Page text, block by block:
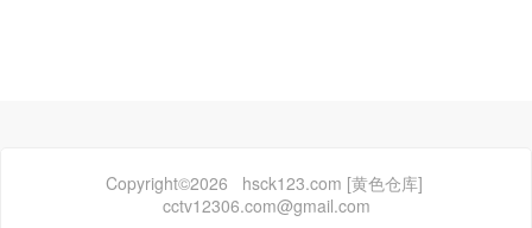
Copyright©2026 hsck123.com [黄色仓库]
cctv12306.com@gmail.com